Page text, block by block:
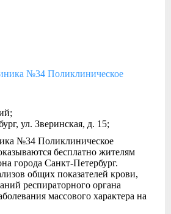
ул. Зверинская, д. 15;
№34 Поликлиническое
бесплатно жителям
города Санкт-Петербург.
общих показателей крови,
респираторного органа
массового характера на